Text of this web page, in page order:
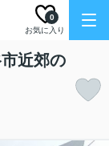
お気に入り
0
近郊の